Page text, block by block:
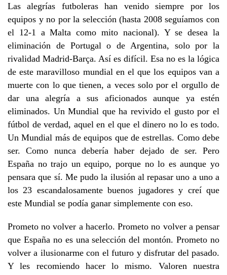
Las alegrías futboleras han venido siempre por los
equipos y no por la selección (hasta 2008 seguíamos con
el 12-1 a Malta como mito nacional). Y se desea la
eliminación de Portugal o de Argentina, solo por la
rivalidad Madrid-Barça. Así es difícil. Esa no es la lógica
de este maravilloso mundial en el que los equipos van a
muerte con lo que tienen, a veces solo por el orgullo de
dar una alegría a sus aficionados aunque ya estén
eliminados. Un Mundial que ha revivido el gusto por el
fútbol de verdad, aquel en el que el dinero no lo es todo.
Un Mundial más de equipos que de estrellas. Como debe
ser. Como nunca debería haber dejado de ser. Pero
España no trajo un equipo, porque no lo es aunque yo
pensara que sí. Me pudo la ilusión al repasar uno a uno a
los 23 escandalosamente buenos jugadores y creí que
este Mundial se podía ganar simplemente con eso.
Prometo no volver a hacerlo. Prometo no volver a pensar
que España no es una selección del montón. Prometo no
volver a ilusionarme con el futuro y disfrutar del pasado.
Y les recomiendo hacer lo mismo. Valoren nuestra